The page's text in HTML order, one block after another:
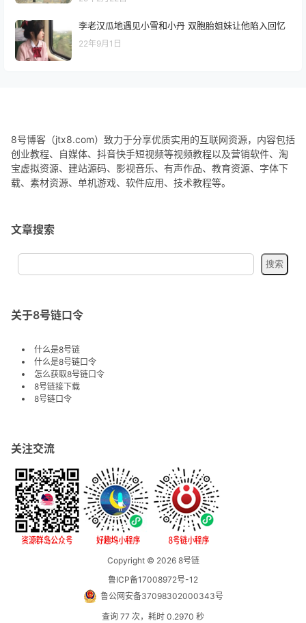
李老汉瓜地遇见小雪和小丹 双胞胎姐妹让他陷入回忆
22年9月1日
8号博客（jtx8.com）致力于分享优质实用的互联网资源，内容包括
创业教程、自媒体、抖音快手短视频等视频教程以及营销软件、淘
宝虚拟资源、建站源码、影视音乐、有声作品、教育资源、字体下
载、素材资源、单机游戏、软件应用、技术教程等。
文章搜索
关于8号链口令
什么是8号链
什么是8号链口令
怎么获取8号链口令
8号链接下载
8号链口令
关注交流
Copyright © 20268号链
鲁ICP备17008972号-12
鲁公网安备37098302000343号
查询 77 次，耗时 0.2970 秒